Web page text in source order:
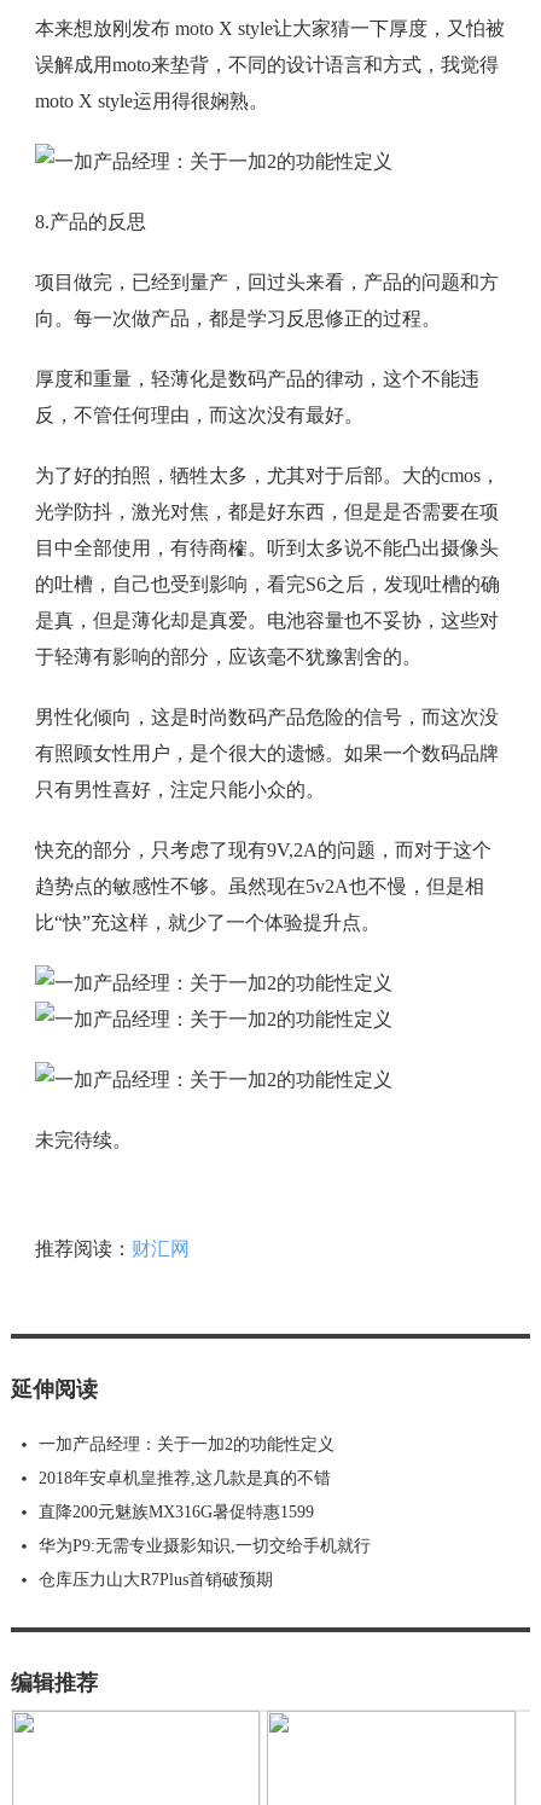
本来想放刚发布 moto X style让大家猜一下厚度，又怕被
误解成用moto来垫背，不同的设计语言和方式，我觉得
moto X style运用得很娴熟。
8.产品的反思
项目做完，已经到量产，回过头来看，产品的问题和方
向。每一次做产品，都是学习反思修正的过程。
厚度和重量，轻薄化是数码产品的律动，这个不能违
反，不管任何理由，而这次没有最好。
为了好的拍照，牺牲太多，尤其对于后部。大的cmos，
光学防抖，激光对焦，都是好东西，但是是否需要在项
目中全部使用，有待商榷。听到太多说不能凸出摄像头
的吐槽，自己也受到影响，看完S6之后，发现吐槽的确
是真，但是薄化却是真爱。电池容量也不妥协，这些对
于轻薄有影响的部分，应该毫不犹豫割舍的。
男性化倾向，这是时尚数码产品危险的信号，而这次没
有照顾女性用户，是个很大的遗憾。如果一个数码品牌
只有男性喜好，注定只能小众的。
快充的部分，只考虑了现有9V,2A的问题，而对于这个
趋势点的敏感性不够。虽然现在5v2A也不慢，但是相
比“快”充这样，就少了一个体验提升点。
未完待续。
推荐阅读： 财汇网
延伸阅读
一加产品经理：关于一加2的功能性定义
2018年安卓机皇推荐,这几款是真的不错
直降200元魅族MX316G暑促特惠1599
华为P9:无需专业摄影知识,一切交给手机就行
仓库压力山大R7Plus首销破预期
编辑推荐